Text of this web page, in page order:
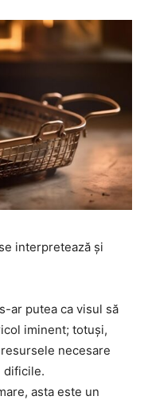
se interpretează și
ar putea ca visul să
iminent; totuși,
necesare
dificile.
asta este un